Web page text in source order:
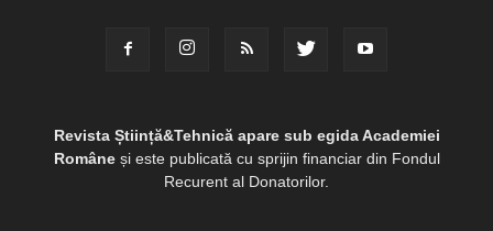
Revista Știință&Tehnică apare sub egida Academiei
Româneși este publicată cu sprijin financiar din Fondul
Recurent al Donatorilor.